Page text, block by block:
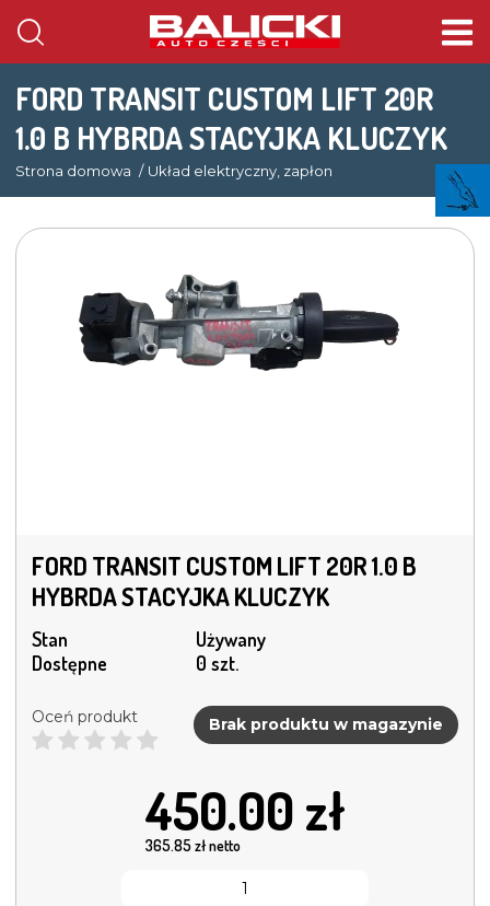
FORD TRANSIT CUSTOM LIFT 20R
1.0 B HYBRDA STACYJKA KLUCZYK
Strona domowa Układ elektryczny, zapłon
FORD TRANSIT CUSTOM LIFT 20R 1.0 B
HYBRDA STACYJKA KLUCZYK
Stan
Używany
Dostępne
0 szt.
Oceń produkt Brak produktu w magazynie
450.00 zł
365.85zł netto